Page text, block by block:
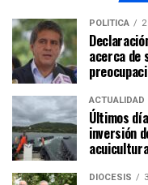
POLÍTICA
acerca de
ACTUALIDAD
Últimos
inversión
DIÓCESIS